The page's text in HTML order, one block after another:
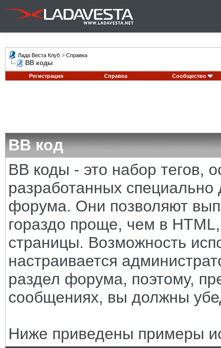
Лада Веста Клуб > Справка
BB коды
Регистрация Справка Сообщество
BB код
BB коды - это набор тегов,
разработанных
форума. Они позволяют
гораздо проще, чем в
страницы. Возможность
настраивается
раздел форума, поэтому,
сообщениях, вы должны
Ниже приведены примеры